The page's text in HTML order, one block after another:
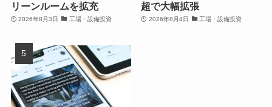
リーンルームを拡充
2026年8月3日 工場・設備投資
超で大幅拡張
2026年8月4日 工場・設備投資